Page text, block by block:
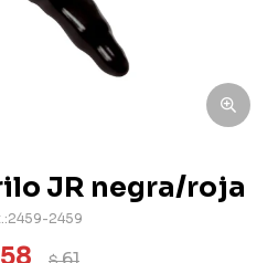
JR negra/roja
2459-2459
58